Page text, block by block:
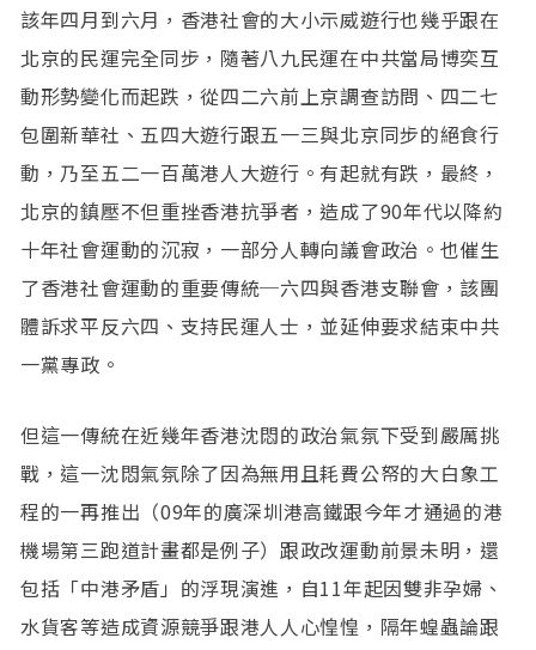
該年四月到六月，香港社會的大小示威遊行也幾乎跟在
北京的民運完全同步，隨著八九民運在中共當局博奕互
動形勢變化而起跌，從四二六前上京調查訪問、四二七
包圍新華社、五四大遊行跟五一三與北京同步的絕食行
動，乃至五二一百萬港人大遊行。有起就有跌，最終，
北京的鎮壓不但重挫香港抗爭者，造成了90年代以降約
十年社會運動的沉寂，一部分人轉向議會政治。也催生
了香港社會運動的重要傳統─六四與香港支聯會，該團
體訴求平反六四、支持民運人士，並延伸要求結束中共
一黨專政。
但這一傳統在近幾年香港沈悶的政治氣氛下受到嚴厲挑
戰，這一沈悶氣氛除了因為無用且耗費公帑的大白象工
程的一再推出（09年的廣深圳港高鐵跟今年才通過的港
機場第三跑道計畫都是例子）跟政改運動前景未明，還
包括「中港矛盾」的浮現演進，自11年起因雙非孕婦、
水貨客等造成資源競爭跟港人人心惶惶，隔年蝗蟲論跟